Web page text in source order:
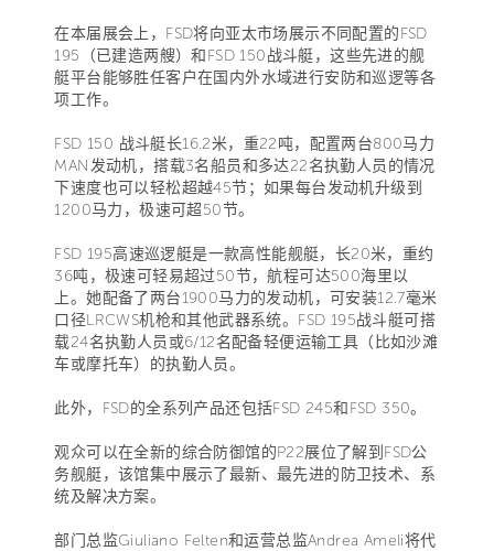
在本届展会上，FSD将向亚太市场展示不同配置的FSD
195（已建造两艘）和FSD 150战斗艇，这些先进的舰
艇平台能够胜任客户在国内外水域进行安防和巡逻等各
项工作。
FSD 150 战斗艇长16.2米，重22吨，配置两台800马力
MAN发动机，搭载3名船员和多达22名执勤人员的情况
下速度也可以轻松超越45节；如果每台发动机升级到
1200马力，极速可超50节。
FSD 195高速巡逻艇是一款高性能舰艇，长20米，重约
36吨，极速可轻易超过50节，航程可达500海里以
上。她配备了两台1900马力的发动机，可安装12.7毫米
口径LRCWS机枪和其他武器系统。FSD 195战斗艇可搭
载24名执勤人员或6/12名配备轻便运输工具（比如沙滩
车或摩托车）的执勤人员。
此外，FSD的全系列产品还包括FSD 245和FSD 350。
观众可以在全新的综合防御馆的P22展位了解到FSD公
务舰艇，该馆集中展示了最新、最先进的防卫技术、系
统及解决方案。
部门总监Giuliano Felten和运营总监Andrea Ameli将代